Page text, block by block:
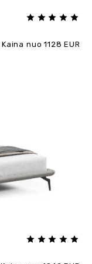
Kaina nuo 1128 EUR